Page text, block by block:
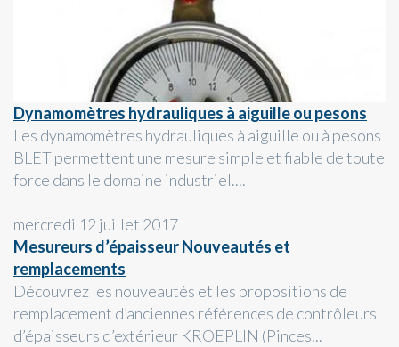
Dynamomètres hydrauliques à aiguille ou pesons
Les dynamomètres hydrauliques à aiguille ou à pesons
BLET permettent une mesure simple et fiable de toute
force dans le domaine industriel....
mercredi 12 juillet 2017
Mesureurs d’épaisseur Nouveautés et
remplacements
Découvrez les nouveautés et les propositions de
remplacement d’anciennes références de contrôleurs
d’épaisseurs d’extérieur KROEPLIN (Pinces...